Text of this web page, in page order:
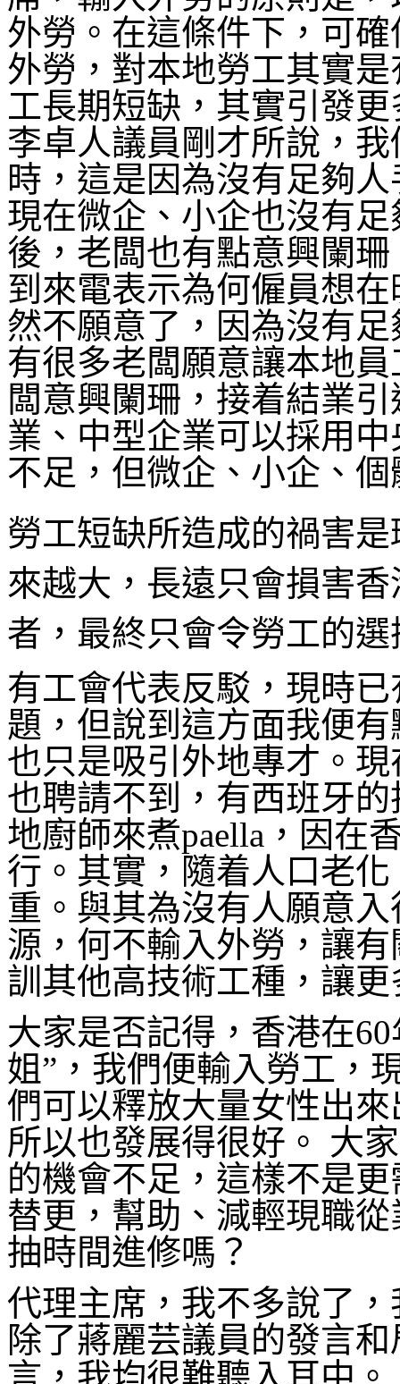
外勞。在這條件下，可
外勞，對本地勞工其實
工長期短缺，其實引發
李卓人議員剛才所說，
時，這是因為沒有足夠
現在微企、小企也沒有
後，老闆也有點意興闌
到來電表示為何僱員想
然不願意了，因為沒有
有很多老闆願意讓本地
闆意興闌珊，接着結業
業、中型企業可以採用
不足，但微企、小企、
勞工短缺所造成的禍害
來越大，長遠只會損害
者，最終只會令勞工的
有工會代表反駁，現時
題，但說到這方面我便
也只是吸引外地專才。
也聘請不到，有西班牙
地廚師來煮paella，因在
行。其實，隨着人口老
重。與其為沒有人願意
源，何不輸入外勞，讓
訓其他高技術工種，讓
大家是否記得，香港在
姐”，我們便輸入勞工，
們可以釋放大量女性出
所以也發展得很好。 大
的機會不足，這樣不是
替更，幫助、減輕現職
抽時間進修嗎？
代理主席，我不多說了
除了蔣麗芸議員的發言